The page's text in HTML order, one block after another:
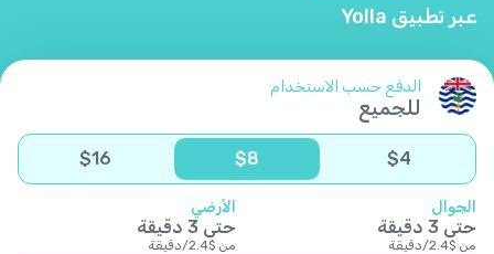
عبر تطبيق Yolla
الدفع حسب الاستخدام
للجميع
$4
$8
$16
الجوال
حتى 3 دقيقة
من $
2.4
/دقيقة
الأرضي
حتى 3 دقيقة
من $
2.4
/دقيقة